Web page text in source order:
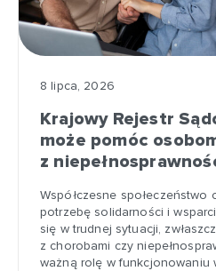
8 lipca, 2026
Krajowy Rejestr
może pomóc
z
Współczesne społeczeństwo
potrzebę solidarności i
się w trudnej sytuacji,
z chorobami czy
ważną rolę w funkcjonowaniu